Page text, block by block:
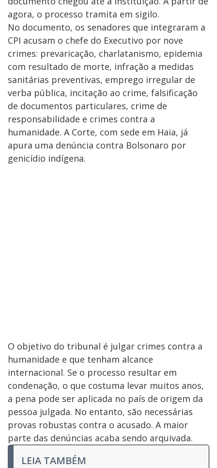
agora, o processo tramita em sigilo.
No documento, os senadores que integraram a
CPI acusam o chefe do Executivo por nove
crimes: prevaricação, charlatanismo, epidemia
com resultado de morte, infração a medidas
sanitárias preventivas, emprego irregular de
verba pública, incitação ao crime, falsificação
de documentos particulares, crime de
responsabilidade e crimes contra a
humanidade. A Corte, com sede em Haia, já
apura uma denúncia contra Bolsonaro por
genicídio indígena.
O objetivo do tribunal é julgar crimes contra a
humanidade e que tenham alcance
internacional. Se o processo resultar em
condenação, o que costuma levar muitos anos,
a pena pode ser aplicada no país de origem da
pessoa julgada. No entanto, são necessárias
provas robustas contra o acusado. A maior
parte das denúncias acaba sendo arquivada.
LEIA TAMBÉM